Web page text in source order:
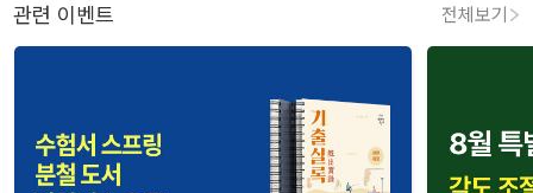
관련 이벤트 전체보기